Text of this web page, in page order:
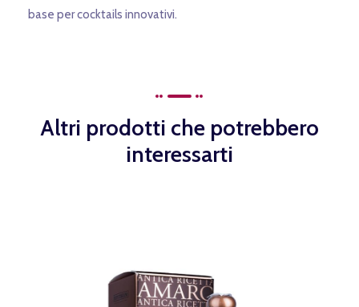
base per cocktails innovativi.
Altri prodotti che potrebbero
interessarti